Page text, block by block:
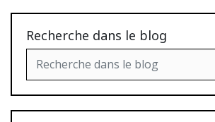
Recherche dans le blog